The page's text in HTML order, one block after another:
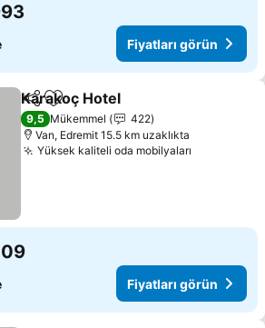
Fiyatları görün
PaylaşFavorilerime ekle
Karakoç Hotel
9,5 Mükemmel
422
Van, Edremit 15.5 km uzaklıkta
Yüksek kaliteli oda mobilyaları
Fiyatları görün